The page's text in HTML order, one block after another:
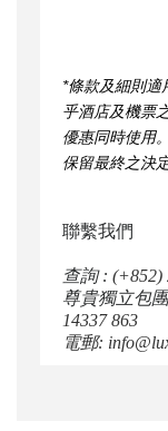
*條款及細則適
乎酒店及機票
優惠同時使用
保留最終之決
聯繫我們
查詢 : (+852)
尊貴獨立包
14337 863
電郵: